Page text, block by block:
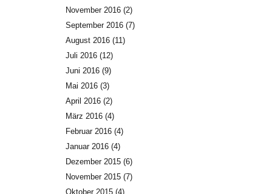
November 2016 (2)
September 2016 (7)
August 2016 (11)
Juli 2016 (12)
Juni 2016 (9)
Mai 2016 (3)
April 2016 (2)
März 2016 (4)
Februar 2016 (4)
Januar 2016 (4)
Dezember 2015 (6)
November 2015 (7)
Oktober 2015 (4)